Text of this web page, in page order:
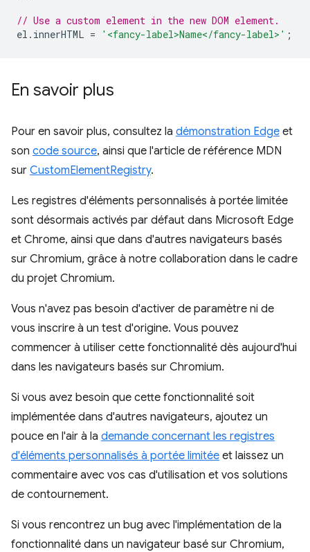
// Use a custom element in the new DOM element.
el . innerHTML = '<fancy-label>Name</fancy-label>' ;
En savoir plus
Pour en savoir plus, consultez la démonstration Edge et
son code source, ainsi que l'article de référence MDN
sur CustomElementRegistry.
Les registres d'éléments personnalisés à portée limitée
sont désormais activés par défaut dans Microsoft Edge
et Chrome, ainsi que dans d'autres navigateurs basés
sur Chromium, grâce à notre collaboration dans le cadre
du projet Chromium.
Vous n'avez pas besoin d'activer de paramètre ni de
vous inscrire à un test d'origine. Vous pouvez
commencer à utiliser cette fonctionnalité dès aujourd'hui
dans les navigateurs basés sur Chromium.
Si vous avez besoin que cette fonctionnalité soit
implémentée dans d'autres navigateurs, ajoutez un
pouce en l'air à la demande concernant les registres
d'éléments personnalisés à portée limitée et laissez un
commentaire avec vos cas d'utilisation et vos solutions
de contournement.
Si vous rencontrez un bug avec l'implémentation de la
fonctionnalité dans un navigateur basé sur Chromium,